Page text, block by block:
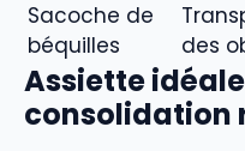
Sacoche de
béquilles
des
Assiette
consolidation